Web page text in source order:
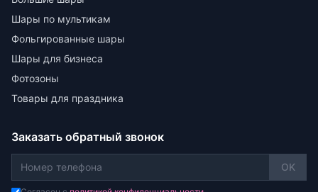
Шары по мультикам
Фольгированные шары
Шары для бизнеса
Фотозоны
Товары для праздника
Заказать обратный звонок
OK